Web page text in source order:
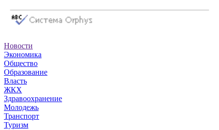
Новости
Экономика
Общество
Образование
Власть
ЖКХ
Здравоохранение
Молодежь
Транспорт
Туризм